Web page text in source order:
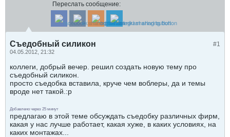
Переслать сообщение:
#1
Cъедобный силикон
04.05.2012, 21:32
коллеги, добрый вечер. решил создать новую тему про
съедобный силикон.
просто съедобка вставила, круче чем воблеры, да и темы
вроде нет такой.:p
Добавлено через 25 минут
предлагаю в этой теме обсуждать съедобку различных фирм,
какая у нас лучше работает, какая хуже, в каких условиях, на
каких монтажах...